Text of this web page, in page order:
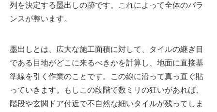
列を決定する墨出しの跡です。これによって全体のバラ
ンスが整います。
墨出しとは、広大な施工面積に対して、タイルの継ぎ目
である目地がどこに来るべきかを計算し、地面に直接基
準線を引く作業のことです。この線に沿って真っ直ぐ貼
っていきます。もしこの段階で数ミリの狂いがあれば、
階段や玄関ドア付近で不自然な細いタイルが残ってしま